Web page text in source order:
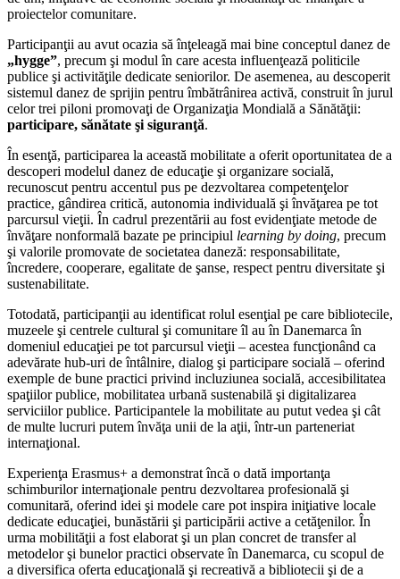
proiectelor comunitare.
Participanţii au avut ocazia să înţeleagă mai bine conceptul danez de
„hygge”, precum şi modul în care acesta influenţează politicile
publice şi activităţile dedicate seniorilor. De asemenea, au descoperit
sistemul danez de sprijin pentru îmbătrânirea activă, construit în jurul
celor trei piloni promovaţi de Organizaţia Mondială a Sănătăţii:
participare, sănătate şi siguranţă.
În esenţă, participarea la această mobilitate a oferit oportunitatea de a
descoperi modelul danez de educaţie şi organizare socială,
recunoscut pentru accentul pus pe dezvoltarea competenţelor
practice, gândirea critică, autonomia individuală şi învăţarea pe tot
parcursul vieţii. În cadrul prezentării au fost evidenţiate metode de
învăţare nonformală bazate pe principiul learning by doing, precum
şi valorile promovate de societatea daneză: responsabilitate,
încredere, cooperare, egalitate de şanse, respect pentru diversitate şi
sustenabilitate.
Totodată, participanţii au identificat rolul esenţial pe care bibliotecile,
muzeele şi centrele cultural şi comunitare îl au în Danemarca în
domeniul educaţiei pe tot parcursul vieţii – acestea funcţionând ca
adevărate hub-uri de întâlnire, dialog şi participare socială – oferind
exemple de bune practici privind incluziunea socială, accesibilitatea
spaţiilor publice, mobilitatea urbană sustenabilă şi digitalizarea
serviciilor publice. Participantele la mobilitate au putut vedea şi cât
de multe lucruri putem învăţa unii de la aţii, într-un parteneriat
internaţional.
Experienţa Erasmus+ a demonstrat încă o dată importanţa
schimburilor internaţionale pentru dezvoltarea profesională şi
comunitară, oferind idei şi modele care pot inspira iniţiative locale
dedicate educaţiei, bunăstării şi participării active a cetăţenilor. În
urma mobilităţii a fost elaborat şi un plan concret de transfer al
metodelor şi bunelor practici observate în Danemarca, cu scopul de
a diversifica oferta educaţională şi recreativă a bibliotecii şi de a